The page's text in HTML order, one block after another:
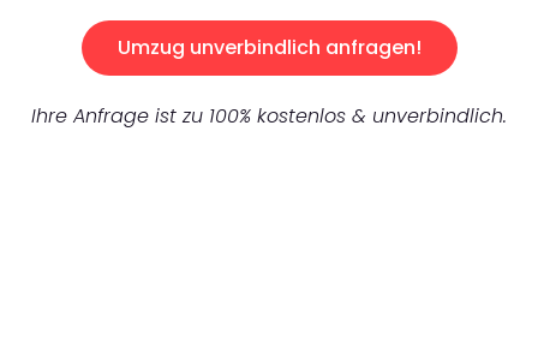
Umzug unverbindlich anfragen!
Ihre Anfrage ist zu 100% kostenlos & unverbindlich.